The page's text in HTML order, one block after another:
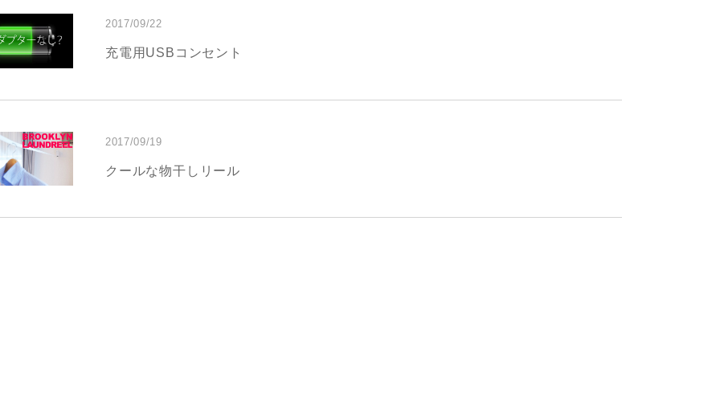
2017/09/22
充電用USBコンセント
2017/09/19
クールな物干しリール